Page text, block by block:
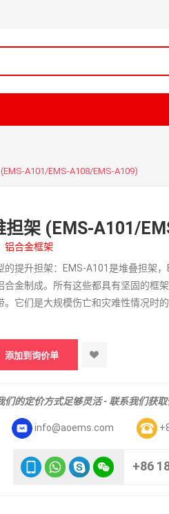
A101/EMS-A108/EMS-A109)
担架 (EMS-A101/
铝合金框架
的提升担架：EMS-A101是堆叠担架
合金制成。所有这些都具有坚固的框
。它们是大规模伤亡和灾难性情况时
们的定价方式足够灵活 - 联系我们获
info@aoems.com
+86